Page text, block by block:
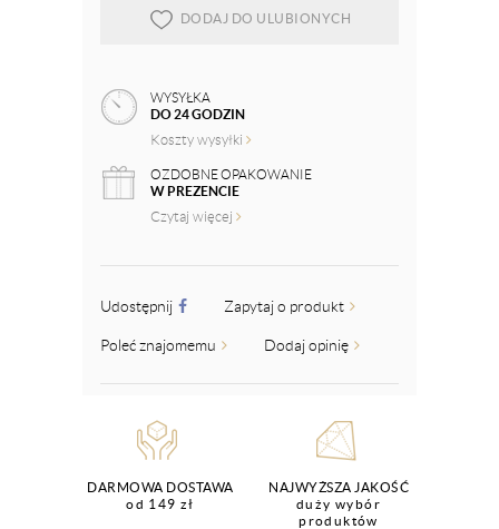
DODAJ DO ULUBIONYCH
WYSYŁKA
DO 24 GODZIN
Koszty wysyłki
OZDOBNE OPAKOWANIE
W PREZENCIE
Czytaj więcej
Udostępnij Zapytaj o produkt
Poleć znajomemu Dodaj opinię
DARMOWA DOSTAWA
od 149 zł
NAJWYŻSZA JAKOŚĆ
duży wybór
produktów